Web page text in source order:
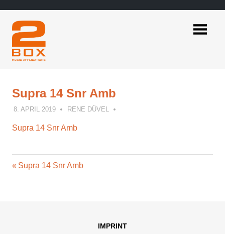
content
Supra 14 Snr Amb
8. APRIL 2019 RENE DÜVEL
Supra 14 Snr Amb
Post
Previous
Post:
Supra 14 Snr Amb
IMPRINT